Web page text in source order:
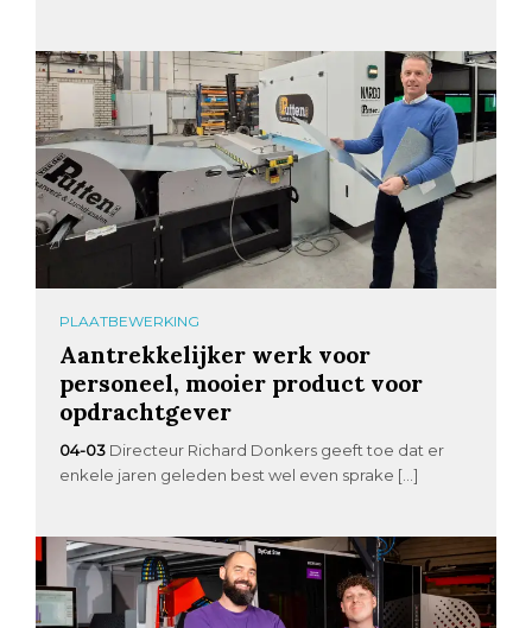
PLAATBEWERKING
Aantrekkelijker werk voor
personeel, mooier product voor
opdrachtgever
04-03 Directeur Richard Donkers geeft toe dat er
enkele jaren geleden best wel even sprake […]